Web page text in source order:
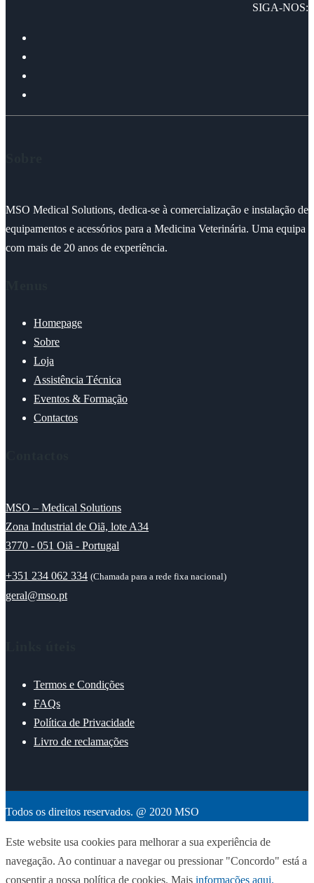
SIGA-NOS:
MSO Medical Solutions, dedica-se à comercialização e instalação de
equipamentos e acessórios para a Medicina Veterinária. Uma equipa
com mais de 20 anos de experiência.
Homepage
Sobre
Loja
Assistência Técnica
Eventos & Formação
Contactos
MSO – Medical Solutions
Zona Industrial de Oiã, lote A34
3770 - 051 Oiã - Portugal
+351 234 062 334 (Chamada para a rede fixa nacional)
geral@mso.pt
Termos e Condições
FAQs
Política de Privacidade
Livro de reclamações
Todos os direitos reservados. @ 2020 MSO
Este website usa cookies para melhorar a sua experiência de
navegação. Ao continuar a navegar ou pressionar "Concordo" está a
consentir a nossa política de cookies. Mais informações aqui.